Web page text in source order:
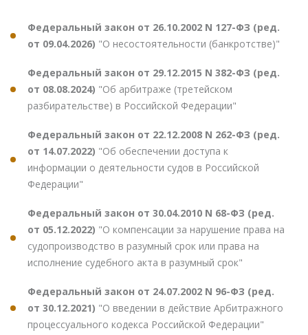
Федеральный закон от 26.10.2002 N 127-ФЗ (ред.
от 09.04.2026) "О несостоятельности (банкротстве)"
Федеральный закон от 29.12.2015 N 382-ФЗ (ред.
от 08.08.2024) "Об арбитраже (третейском
разбирательстве) в Российской Федерации"
Федеральный закон от 22.12.2008 N 262-ФЗ (ред.
от 14.07.2022) "Об обеспечении доступа к
информации о деятельности судов в Российской
Федерации"
Федеральный закон от 30.04.2010 N 68-ФЗ (ред.
от 05.12.2022) "О компенсации за нарушение права на
судопроизводство в разумный срок или права на
исполнение судебного акта в разумный срок"
Федеральный закон от 24.07.2002 N 96-ФЗ (ред.
от 30.12.2021) "О введении в действие Арбитражного
процессуального кодекса Российской Федерации"